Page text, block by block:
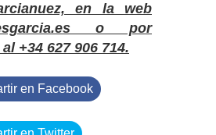
en la web
o por
+34 627 906 714.
en Facebook